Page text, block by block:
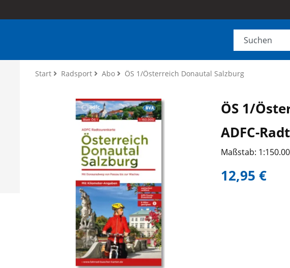
Start Radsport Abo ÖS 1/Österreich Donautal Salzburg
ÖS 1/
ADFC-
Maßstab:
12,95 €